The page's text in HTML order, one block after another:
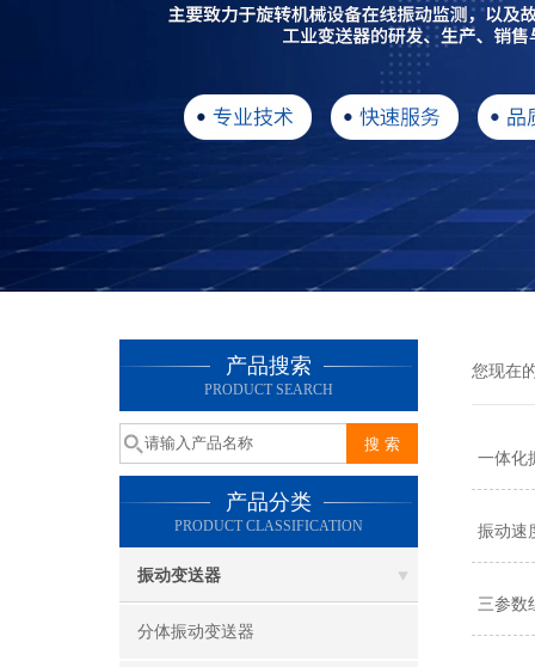
产品搜索
PRODUCT SEARCH
产品分类
PRODUCT CLASSIFICATION
振动变送器
分体振动变送器
您现在
一体化
振动速
三参数